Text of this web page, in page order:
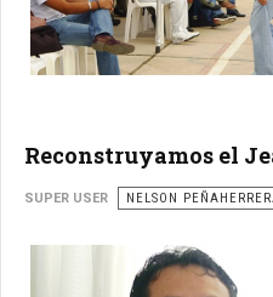
Reconstruyamos el
SUPER USER NELSON